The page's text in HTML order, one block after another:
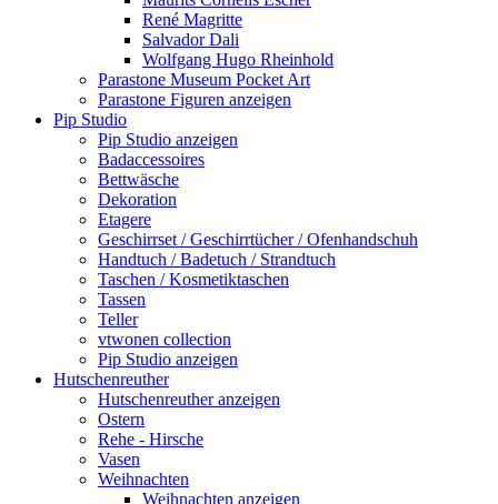
René Magritte
Salvador Dali
Wolfgang Hugo Rheinhold
Parastone Museum Pocket Art
Parastone Figuren anzeigen
Pip Studio
Pip Studio anzeigen
Badaccessoires
Bettwäsche
Dekoration
Etagere
Geschirrset / Geschirrtücher / Ofenhandschuh
Handtuch / Badetuch / Strandtuch
Taschen / Kosmetiktaschen
Tassen
Teller
vtwonen collection
Pip Studio anzeigen
Hutschenreuther
Hutschenreuther anzeigen
Ostern
Rehe - Hirsche
Vasen
Weihnachten
Weihnachten anzeigen